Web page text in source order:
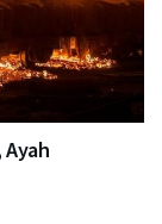
Ayah